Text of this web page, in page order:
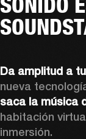
Da amplitud a
saca la música
habitación
inmersión.